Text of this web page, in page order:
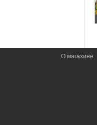
О магазине